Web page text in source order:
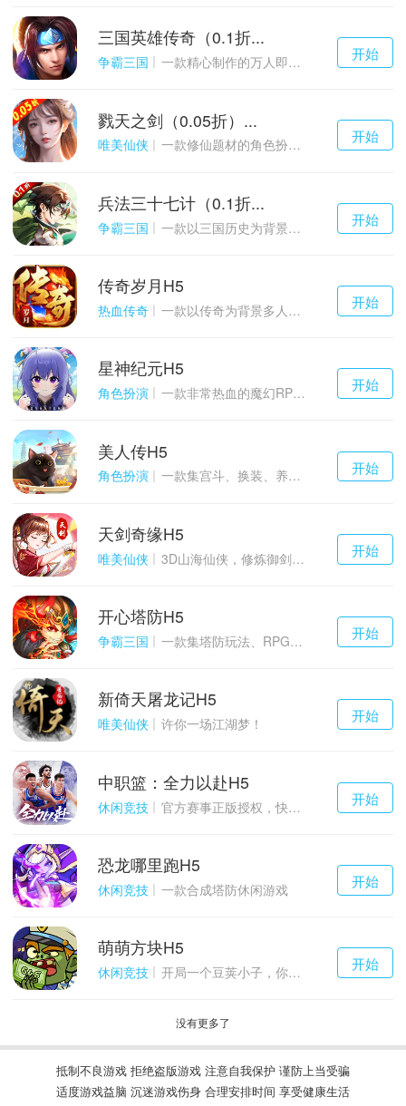
千百度h5
游戏
开始
三国英雄传奇（0.1折...
争霸三国 一款精心制作的万人即时战斗SLG三国手游
千百度h5
游戏
开始
戮天之剑（0.05折）...
唯美仙侠 一款修仙题材的角色扮演养成手游
千百度h5
游戏
开始
兵法三十七计（0.1折...
争霸三国 一款以三国历史为背景的卡牌策略游戏
千百度h5
游戏
开始
传奇岁月H5
热血传奇 一款以传奇为背景多人在线的ARPG大作
千百度h5
游戏
开始
星神纪元H5
角色扮演 一款非常热血的魔幻RPG游戏
千百度h5
游戏
开始
美人传H5
角色扮演 一款集宫斗、换装、养成等于一体的古装宫廷恋爱手游
千百度h5
游戏
开始
天剑奇缘H5
唯美仙侠 3D山海仙侠，修炼御剑情缘
千百度h5
游戏
开始
开心塔防H5
争霸三国 一款集塔防玩法、RPG策略、卡牌养成于一体的轻度H5游戏
千百度h5
游戏
开始
新倚天屠龙记H5
唯美仙侠 许你一场江湖梦！
千百度h5
游戏
开始
中职篮：全力以赴H5
休闲竞技 官方赛事正版授权，快来打造属于自己的传奇吧~
千百度h5
游戏
开始
恐龙哪里跑H5
休闲竞技 一款合成塔防休闲游戏
千百度h5
游戏
开始
萌萌方块H5
休闲竞技 开局一个豆荚小子，你能坚持到几关？
没有更多了
抵制不良游戏 拒绝盗版游戏 注意自我保护 谨防上当受骗
适度游戏益脑 沉迷游戏伤身 合理安排时间 享受健康生活